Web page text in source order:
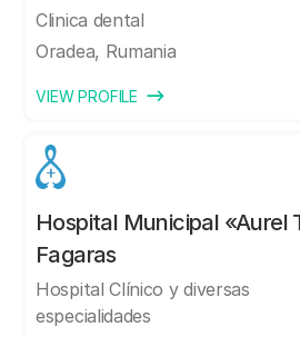
Clinica dental
Oradea, Rumania
VIEW PROFILE
Hospital Municipal «Aurel
Fagaras
Hospital Clínico y diversas
especialidades